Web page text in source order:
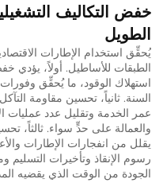
خفض التكاليف
الطويل
يُحقِّق استخدام الإطارات
الطبقات للأساطيل. أولاً، يؤدي
استهلاك الوقود، ما يُحقِّق
السنة. ثانياً، تحسين مقاومة
عمر الخدمة وتقليل عدد عمليات
والعمالة على حدٍّ سواء. ثالثاً،
يقلل من انفجارات الإطارات
رسوم الإنقاذ وتأخيرات التسليم
الجودة من الوقت الذي يقضيه